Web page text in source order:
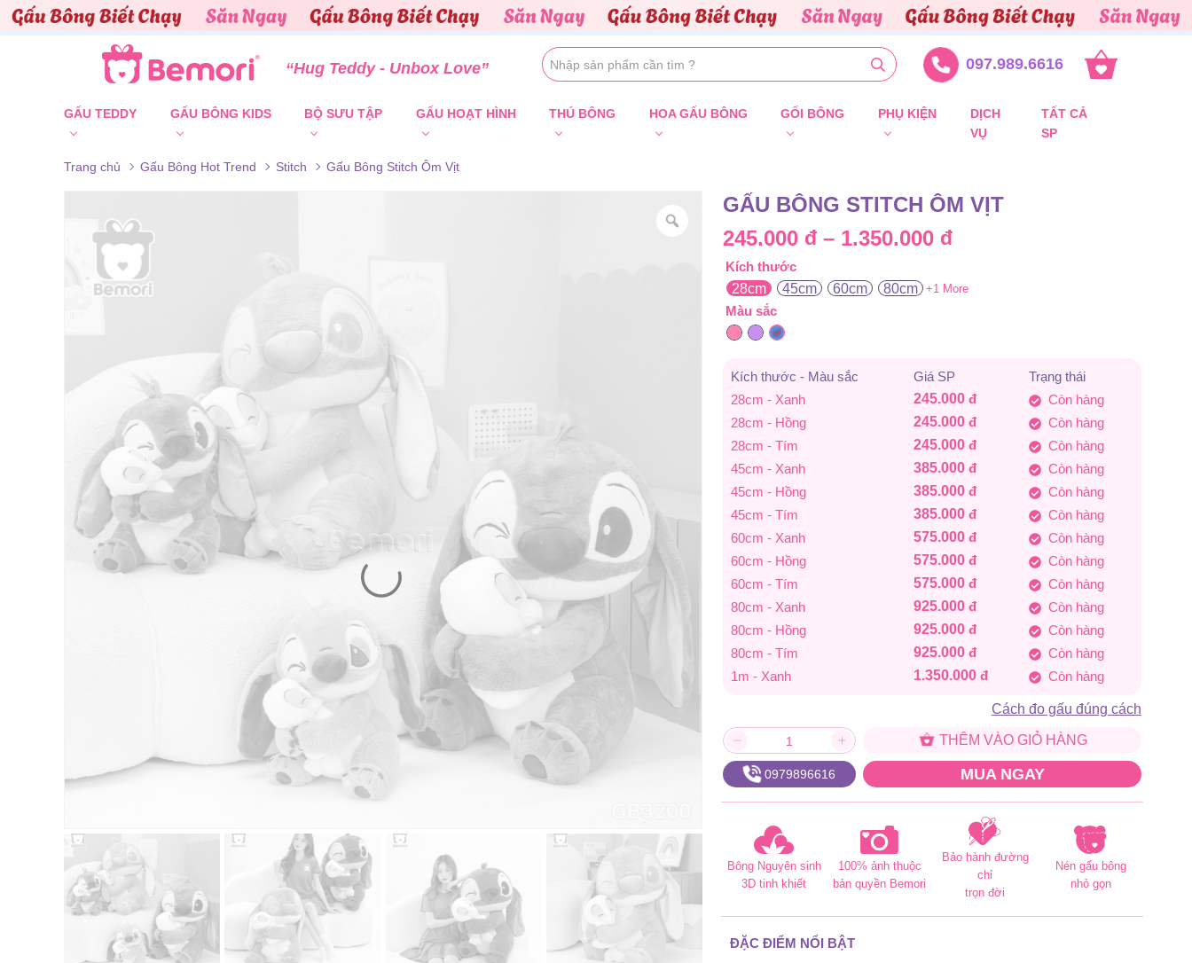
Skip to content
“Hug Teddy - Unbox Love” 097.989.6616
GẤU TEDDY GẤU BÔNG KIDS BỘ SƯU TẬP GẤU HOẠT HÌNH THÚ BÔNG HOA GẤU BÔNG GỐI BÔNG PHỤ KIỆN
DỊCH
VỤ
TẤT CẢ
SP
Trang chủ Gấu Bông Hot Trend Stitch Gấu Bông Stitch Ôm Vịt
GẤU BÔNG STITCH ÔM VỊT
245.000 đ – 1.350.000 đKhoảng
đến
1.350.000 đ
Kích thước
28cm
45cm 60cm 80cm +1 More
Màu sắc
Kích thước - Màu sắc Giá SP
Trạng thái
28cm - Xanh
245.000 đ
Còn hàng
28cm - Hồng
245.000 đ
Còn hàng
28cm - Tím
245.000 đ
Còn hàng
45cm - Xanh
385.000 đ
Còn hàng
45cm - Hồng
385.000 đ
Còn hàng
45cm - Tím
385.000 đ
Còn hàng
60cm - Xanh
575.000 đ
Còn hàng
60cm - Hồng
575.000 đ
Còn hàng
60cm - Tím
575.000 đ
Còn hàng
80cm - Xanh
925.000 đ
Còn hàng
80cm - Hồng
925.000 đ
Còn hàng
80cm - Tím
925.000 đ
Còn hàng
1m - Xanh
1.350.000 đ Còn hàng
Cách đo gấu đúng cách
THÊM VÀO GIỎ HÀNG
0979896616 MUA NGAY
Bông Nguyên sinh
3D tinh khiết
100% ảnh thuộc
bản quyền Bemori
Bảo hành đường
chỉ
trọn đời
Nén gấu bông
nhỏ gọn
ĐẶC ĐIỂM NỔI BẬT